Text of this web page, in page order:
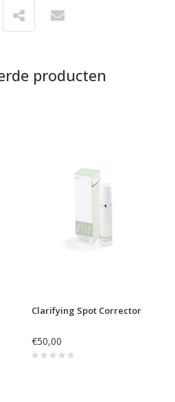
producten
Clarifying Spot Corrector
€50,00